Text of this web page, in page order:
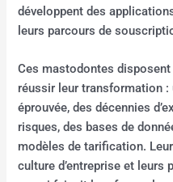
développent des
leurs parcours de
Ces mastodontes
réussir leur transformation
éprouvée, des décennies
risques, des bases de
modèles de tarification.
culture d’entreprise et